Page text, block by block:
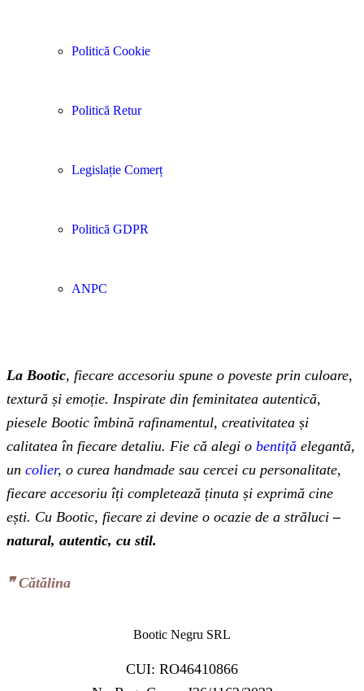
Politică Cookie
Politică Retur
Legislație Comerț
Politică GDPR
ANPC
La Bootic, fiecare accesoriu spune o poveste prin culoare,
textură și emoție. Inspirate din feminitatea autentică,
piesele Bootic îmbină rafinamentul, creativitatea și
calitatea în fiecare detaliu. Fie că alegi o bentiță elegantă,
un colier, o curea handmade sau cercei cu personalitate,
fiecare accesoriu îți completează ținuta și exprimă cine
ești. Cu Bootic, fiecare zi devine o ocazie de a străluci –
natural, autentic, cu stil.
❞‬ Cătălina
Bootic Negru SRL
CUI: RO46410866